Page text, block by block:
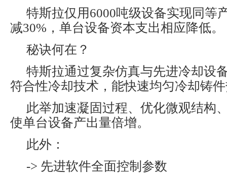
特斯拉仅用6000吨级设备实现同等
减30%，单台设备资本支出相应降低。
秘诀何在？
特斯拉通过复杂仿真与先进冷却设
符合性冷却技术，能快速均匀冷却铸
此举加速凝固过程、优化微观结构
使单台设备产出量倍增。
此外：
-> 先进软件全面控制参数